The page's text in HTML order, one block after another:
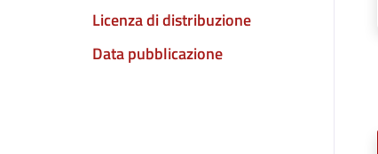
Licenza di distribuzione
Data pubblicazione